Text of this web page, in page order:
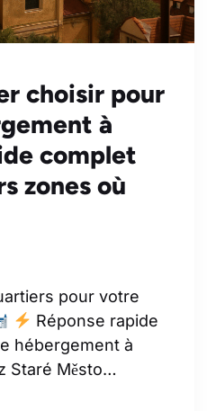
choisir pour
à
complet
zones où
pour votre
Réponse rapide
hébergement à
Staré Město…